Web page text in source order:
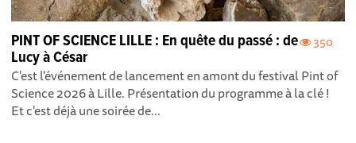
350
PINT OF SCIENCE LILLE : En quête du passé : de
Lucy à César
C'est l'événement de lancement en amont du festival Pint of
Science 2026 à Lille. Présentation du programme à la clé !
Et c'est déjà une soirée de...